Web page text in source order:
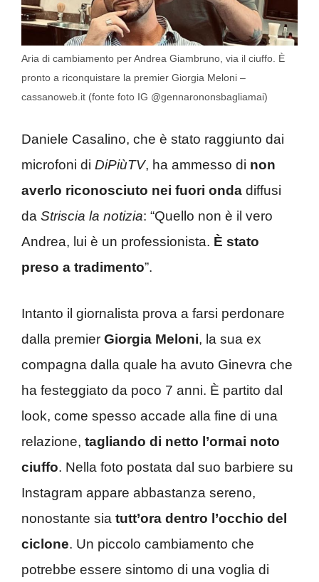
Aria di cambiamento per Andrea Giambruno, via il ciuffo. È
pronto a riconquistare la premier Giorgia Meloni –
cassanoweb.it (fonte foto IG @gennarononsbagliamai)
Daniele Casalino, che è stato raggiunto dai
microfoni di DiPiùTV, ha ammesso di non
averlo riconosciuto nei fuori onda diffusi
da Striscia la notizia: “Quello non è il vero
Andrea, lui è un professionista. È stato
preso a tradimento”.
Intanto il giornalista prova a farsi perdonare
dalla premier Giorgia Meloni, la sua ex
compagna dalla quale ha avuto Ginevra che
ha festeggiato da poco 7 anni. È partito dal
look, come spesso accade alla fine di una
relazione, tagliando di netto l’ormai noto
ciuffo. Nella foto postata dal suo barbiere su
Instagram appare abbastanza sereno,
nonostante sia tutt’ora dentro l’occhio del
ciclone. Un piccolo cambiamento che
potrebbe essere sintomo di una voglia di